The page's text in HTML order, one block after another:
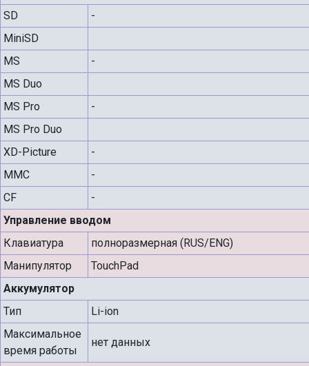
SD
-
MiniSD
MS
-
MS Duo
MS Pro
-
MS Pro Duo
XD-Picture
-
MMC
-
CF
-
Управление вводом
Клавиатура
полноразмерная (RUS/ENG)
Манипулятор
TouchPad
Аккумулятор
Тип
Li-ion
Максимальное
время работы
нет данных